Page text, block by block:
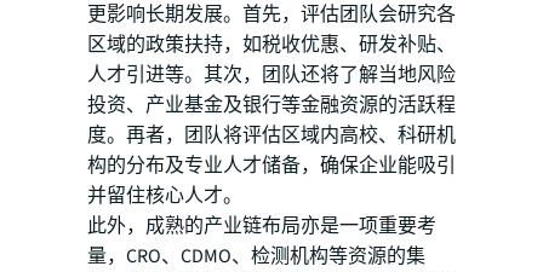
更影响长期发展。首先，评估团队会研究各
区域的政策扶持，如税收优惠、研发补贴、
人才引进等。其次，团队还将了解当地风险
投资、产业基金及银行等金融资源的活跃程
度。再者，团队将评估区域内高校、科研机
构的分布及专业人才储备，确保企业能吸引
并留住核心人才。
此外，成熟的产业链布局亦是一项重要考
量，CRO、CDMO、检测机构等资源的集